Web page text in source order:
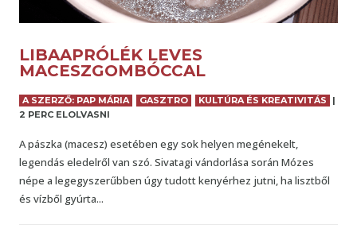
LIBAAPRÓLÉK LEVES
MACESZGOMBÓCCAL
A SZERZŐ: PAP MÁRIA GASZTRO KULTÚRA ÉS KREATIVITÁS
|
2 PERC ELOLVASNI
A pászka (macesz) esetében egy sok helyen megénekelt,
legendás eledelről van szó. Sivatagi vándorlása során Mózes
népe a legegyszerűbben úgy tudott kenyérhez jutni, ha lisztből
és vízből gyúrta...